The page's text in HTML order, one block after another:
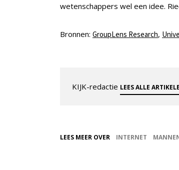
wetenschappers wel een idee.
Bronnen: GroupLens Research,
KIJK-redactie LEES ALLE
LEES MEER OVER INTERNET